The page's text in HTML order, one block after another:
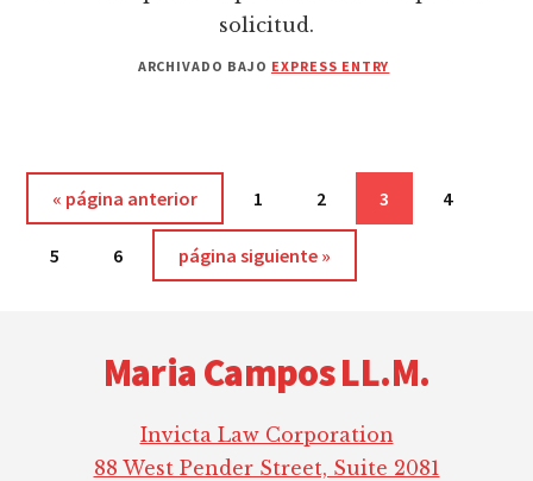
solicitud.
ARCHIVADO BAJO EXPRESS ENTRY
« Ir
a
página anterior Página
1 Página
2 Página
3 Página
4
Página
5 Página
6
Ir
a
página siguiente »
Maria Campos LL.M.
Invicta Law Corporation
88 West Pender Street, Suite 2081